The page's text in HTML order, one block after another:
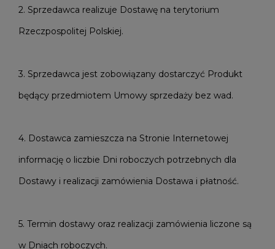
2. Sprzedawca realizuje Dostawę na terytorium
Rzeczpospolitej Polskiej.
3. Sprzedawca jest zobowiązany dostarczyć Produkt
będący przedmiotem Umowy sprzedaży bez wad.
4. Dostawca zamieszcza na Stronie Internetowej
informację o liczbie Dni roboczych potrzebnych dla
Dostawy i realizacji zamówienia Dostawa i płatność.
5. Termin dostawy oraz realizacji zamówienia liczone są
w Dniach roboczych.